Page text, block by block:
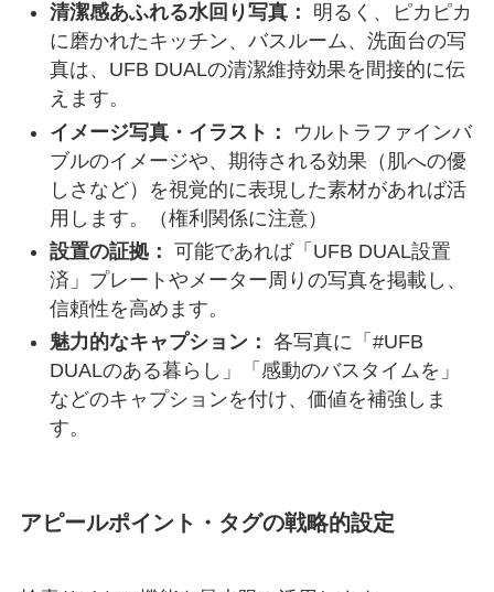
清潔感あふれる水回り写真：
明るく、ピカピカ
に磨かれたキッチン、バスルーム、洗面台の写
真は、UFB DUALの清潔維持効果を間接的に伝
えます。
イメージ写真・イラスト：
ウルトラファインバ
ブルのイメージや、期待される効果（肌への優
しさなど）を視覚的に表現した素材があれば活
用します。（権利関係に注意）
設置の証拠： 可能であれば「UFB DUAL設置
済」プレートやメーター周りの写真を掲載し、
信頼性を高めます。
魅力的なキャプション： 各写真に「#UFB
DUALのある暮らし」「感動のバスタイムを」
などのキャプションを付け、価値を補強しま
す。
アピールポイント・タグの戦略的設定